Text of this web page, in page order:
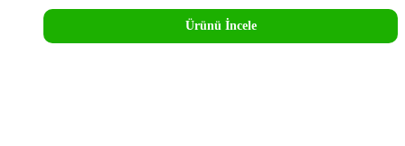
Ürünü İncele